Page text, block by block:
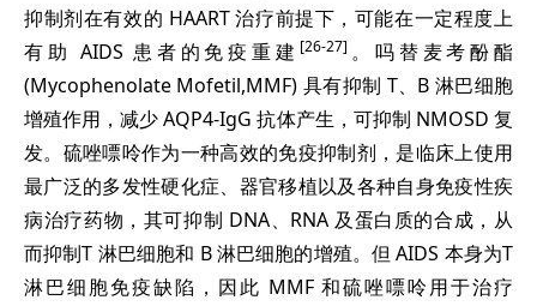
抑制剂在有效的 HAART 治疗前提下，可能在一定程度上
有助 AIDS 患者的免疫重建 [26-27] 。吗替麦考酚酯
(Mycophenolate Mofetil,MMF) 具有抑制 T、B 淋巴细胞
增殖作用，减少 AQP4-IgG 抗体产生，可抑制 NMOSD 复
发。硫唑嘌呤作为一种高效的免疫抑制剂，是临床上使用
最广泛的多发性硬化症、器官移植以及各种自身免疫性疾
病治疗药物，其可抑制 DNA、RNA 及蛋白质的合成，从
而抑制T 淋巴细胞和 B 淋巴细胞的增殖。但 AIDS 本身为T
淋巴细胞免疫缺陷，因此 MMF 和硫唑嘌呤用于治疗